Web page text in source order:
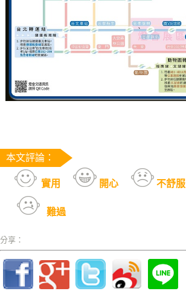
本文評論：
實用 開心 不舒服
難過
分享：